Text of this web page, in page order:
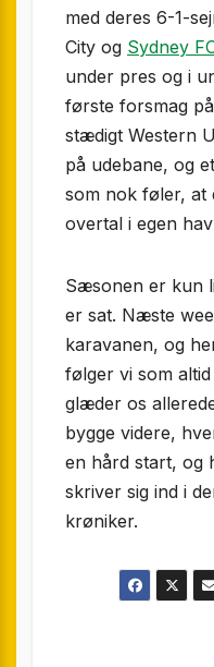
med deres 6-1-
City og Sydney
under pres og i
første forsmag
stædigt Western
på udebane, og
som nok føler, at
overtal i egen
Sæsonen er kun
er sat. Næste
karavanen, og
følger vi som
glæder os
bygge videre,
en hård start, og
skriver sig ind i
krøniker.